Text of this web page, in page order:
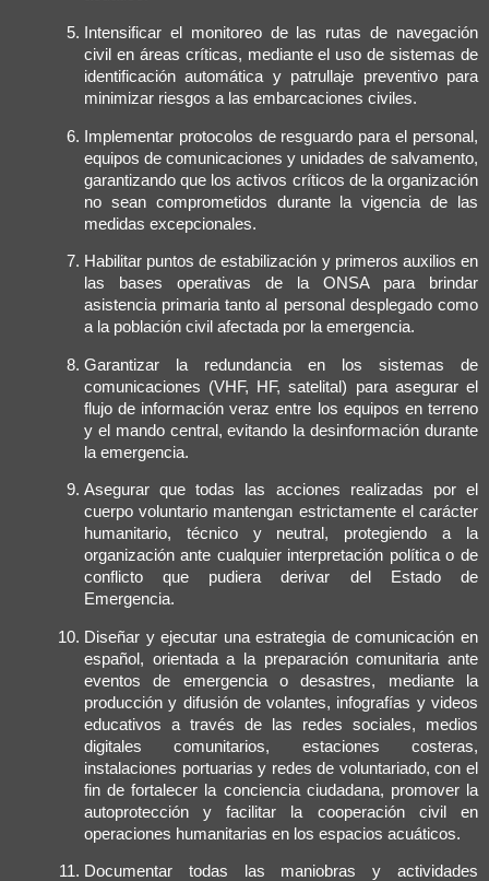
Intensificar el monitoreo de las rutas de navegación
civil en áreas críticas, mediante el uso de sistemas de
identificación automática y patrullaje preventivo para
minimizar riesgos a las embarcaciones civiles.
Implementar protocolos de resguardo para el personal,
equipos de comunicaciones y unidades de salvamento,
garantizando que los activos críticos de la organización
no sean comprometidos durante la vigencia de las
medidas excepcionales.
Habilitar puntos de estabilización y primeros auxilios en
las bases operativas de la ONSA para brindar
asistencia primaria tanto al personal desplegado como
a la población civil afectada por la emergencia.
Garantizar la redundancia en los sistemas de
comunicaciones (VHF, HF, satelital) para asegurar el
flujo de información veraz entre los equipos en terreno
y el mando central, evitando la desinformación durante
la emergencia.
Asegurar que todas las acciones realizadas por el
cuerpo voluntario mantengan estrictamente el carácter
humanitario, técnico y neutral, protegiendo a la
organización ante cualquier interpretación política o de
conflicto que pudiera derivar del Estado de
Emergencia.
Diseñar y ejecutar una estrategia de comunicación en
español, orientada a la preparación comunitaria ante
eventos de emergencia o desastres, mediante la
producción y difusión de volantes, infografías y videos
educativos a través de las redes sociales, medios
digitales comunitarios, estaciones costeras,
instalaciones portuarias y redes de voluntariado, con el
fin de fortalecer la conciencia ciudadana, promover la
autoprotección y facilitar la cooperación civil en
operaciones humanitarias en los espacios acuáticos.
Documentar todas las maniobras y actividades